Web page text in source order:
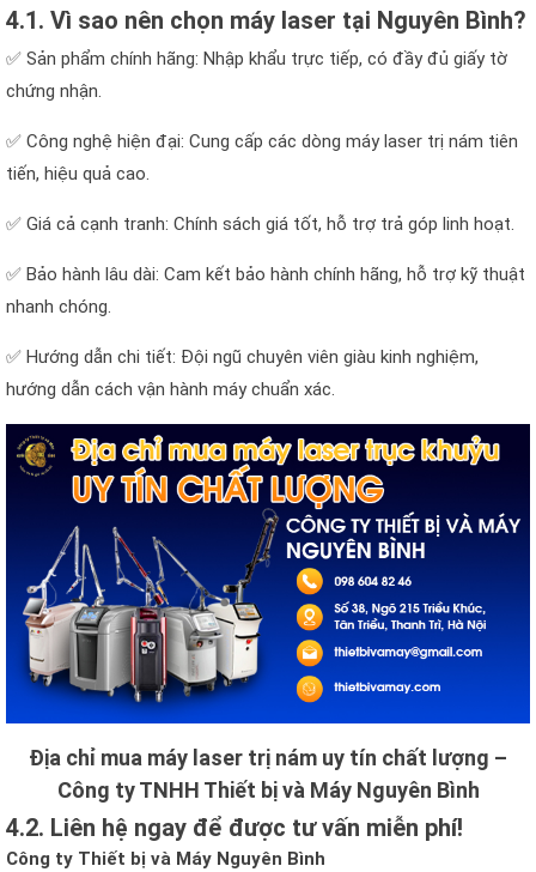
4.1. Vì sao nên chọn máy laser tại Nguyên Bình?
✅ Sản phẩm chính hãng: Nhập khẩu trực tiếp, có đầy đủ giấy tờ
chứng nhận.
✅ Công nghệ hiện đại: Cung cấp các dòng máy laser trị nám tiên
tiến, hiệu quả cao.
✅ Giá cả cạnh tranh: Chính sách giá tốt, hỗ trợ trả góp linh hoạt.
✅ Bảo hành lâu dài: Cam kết bảo hành chính hãng, hỗ trợ kỹ thuật
nhanh chóng.
✅ Hướng dẫn chi tiết: Đội ngũ chuyên viên giàu kinh nghiệm,
hướng dẫn cách vận hành máy chuẩn xác.
Địa chỉ mua máy laser trị nám uy tín chất lượng –
Công ty TNHH Thiết bị và Máy Nguyên Bình
4.2. Liên hệ ngay để được tư vấn miễn phí!
Công ty Thiết bị và Máy Nguyên Bình